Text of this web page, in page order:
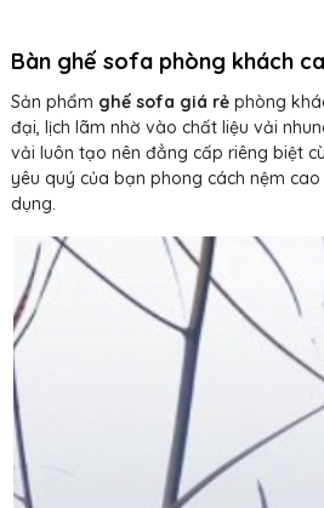
Bàn ghế sofa phòng khách
Sản phẩm ghế sofa giá rẻ phòng
đại, lịch lãm nhờ vào chất liệu vải
vải luôn tạo nên đẳng cấp riêng biệt
yêu quý của bạn phong cách nệm
dụng.